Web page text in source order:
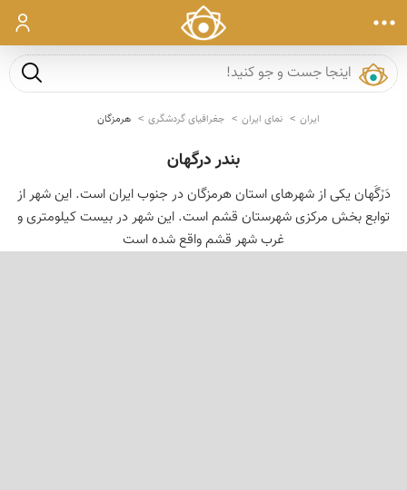
ورود
جست و
ایران نمای ایران جغرافیای گردشگری هرمزگان
بندر درگهان
دَرْگَهان یکی از شهرهای استان هرمزگان در جنوب ایران است. این شهر از
توابع بخش مرکزی شهرستان قشم است. این شهر در بیست کیلومتری و
غرب شهر قشم واقع شده است